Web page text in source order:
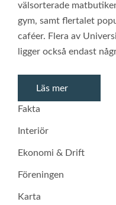
välsorterade
gym, samt flertalet
caféer. Flera av
ligger också endast
Läs mer
Fakta
Interiör
Ekonomi & Drift
Föreningen
Karta